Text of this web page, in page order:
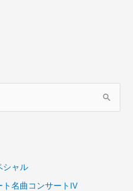
シャル
ト名曲コンサートⅣ